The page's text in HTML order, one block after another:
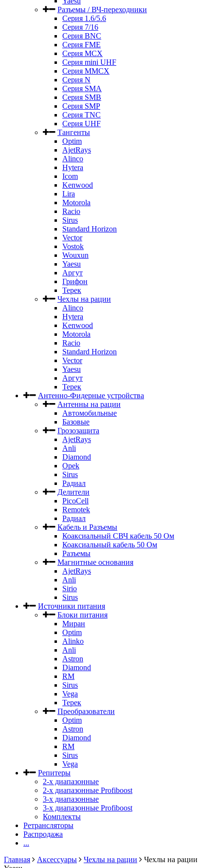
Разъемы / ВЧ-переходники
Серия 1.6/5.6
Серия 7/16
Серия BNC
Серия FME
Серия MCX
Серия mini UHF
Серия MMCX
Серия N
Серия SMA
Серия SMB
Серия SMP
Серия TNC
Серия UHF
Тангенты
Optim
AjetRays
Alinco
Hytera
Icom
Kenwood
Lira
Motorola
Racio
Sirus
Standard Horizon
Vector
Vostok
Wouxun
Yaesu
Аргут
Грифон
Терек
Чехлы на рации
Alinco
Hytera
Kenwood
Motorola
Racio
Standard Horizon
Vector
Yaesu
Аргут
Терек
Антенно-Фидерные устройства
Антенны на рации
Автомобильные
Базовые
Грозозащита
AjetRays
Anli
Diamond
Opek
Sirus
Радиал
Делители
PicoCell
Remotek
Радиал
Кабель и Разъемы
Коаксиальный СВЧ кабель 50 Ом
Коаксиальный кабель 50 Ом
Разъемы
Магнитные основания
AjetRays
Anli
Sirio
Sirus
Источники питания
Блоки питания
Миран
Optim
Alinko
Anli
Astron
Diamond
RM
Sirus
Vega
Терек
Преобразователи
Optim
Astron
Diamond
RM
Sirus
Vega
Репитеры
2-х диапазонные
2-х диапазонные Profiboost
3-х диапазонные
3-х диапазонные Profiboost
Комплекты
Ретрансляторы
Распродажа
...
Главная
Аксессуары Чехлы на рации
Чехлы на рации